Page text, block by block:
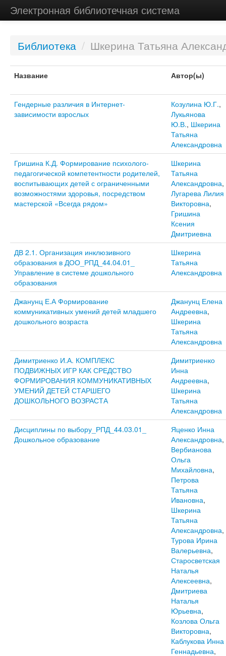
Электронная библиотечная система
Библиотека / Шкерина Татьяна
Название Автор(ы)
Гендерные различия в Интернет-
зависимости взрослых
Козулина Ю.Г.,
Лукьянова
Ю.В., Шкерина
Татьяна
Александровна
Гришина К.Д. Формирование психолого-
педагогической компетентности родителей,
воспитывающих детей с ограниченными
возможностями здоровья, посредством
мастерской «Всегда рядом»
Шкерина
Татьяна
Александровна,
Лугарева Лилия
Викторовна,
Гришина
Ксения
Дмитриевна
ДВ 2.1. Организация инклюзивного
образования в ДОО_РПД_44.04.01_
Управление в системе дошкольного
образования
Шкерина
Татьяна
Александровна
Джанунц Е.А Формирование
коммуникативных умений детей младшего
дошкольного возраста
Джанунц Елена
Андреевна,
Шкерина
Татьяна
Александровна
Димитриенко И.А. КОМПЛЕКС
ПОДВИЖНЫХ ИГР КАК СРЕДСТВО
ФОРМИРОВАНИЯ КОММУНИКАТИВНЫХ
УМЕНИЙ ДЕТЕЙ СТАРШЕГО
ДОШКОЛЬНОГО ВОЗРАСТА
Димитриенко
Инна
Андреевна,
Шкерина
Татьяна
Александровна
Дисциплины по выбору_РПД_44.03.01_
Дошкольное образование
Яценко Инна
Александровна,
Вербианова
Ольга
Михайловна,
Петрова
Татьяна
Ивановна,
Шкерина
Татьяна
Александровна,
Турова Ирина
Валерьевна,
Старосветская
Наталья
Алексеевна,
Дмитриева
Наталья
Юрьевна,
Козлова Ольга
Викторовна,
Каблукова Инна
Геннадьевна,